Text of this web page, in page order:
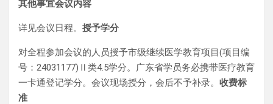
其他事宜会议内容
详见会议日程。 授予学分
对全程参加会议的人员授予市级继续医学教育项目(项目编
号：24031177)Ⅱ类4.5学分。广东省学员务必携带医疗教育
一卡通登记学分。会议现场授分，会后不予补录。 收费标
准